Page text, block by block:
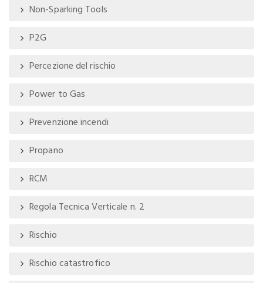
Non-Sparking Tools
P2G
Percezione del rischio
Power to Gas
Prevenzione incendi
Propano
RCM
Regola Tecnica Verticale n. 2
Rischio
Rischio catastrofico